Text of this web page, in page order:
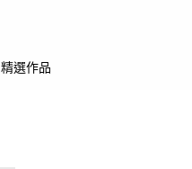
精選作品